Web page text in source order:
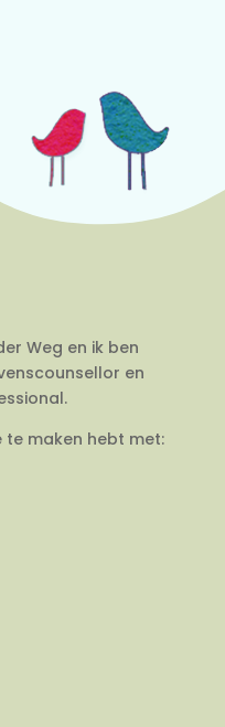
Weg en ik ben
en
te maken hebt met: